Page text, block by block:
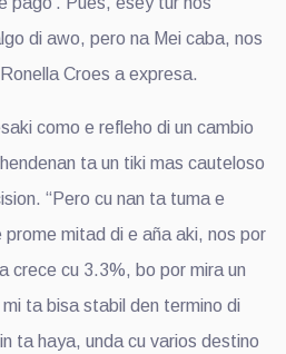
di awo, pero na Mei caba, nos
Croes a expresa.
como e refleho di un cambio
ta un tiki mas cauteloso
“Pero cu nan ta tuma e
mitad di e aña aki, nos por
crece cu 3.3%, bo por mira un
ta bisa stabil den termino di
ta haya, unda cu varios destino